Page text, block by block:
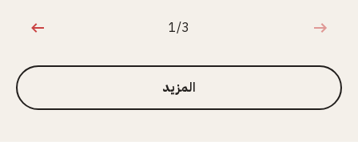
1 من 3
1/3
المزيد